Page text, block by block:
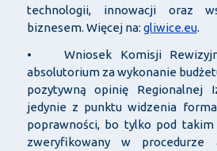
technologii, innowacji oraz
biznesem. Więcej na: gliwice.eu.
• Wniosek Komisji
absolutorium za wykonanie
pozytywną opinię Regionalnej
jedynie z punktu widzenia
poprawności, bo tylko pod takim
zweryfikowany w procedurze